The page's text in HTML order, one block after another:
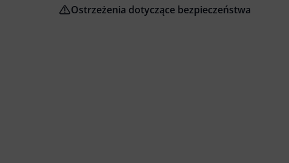
Ostrzeżenia dotyczące bezpieczeństwa